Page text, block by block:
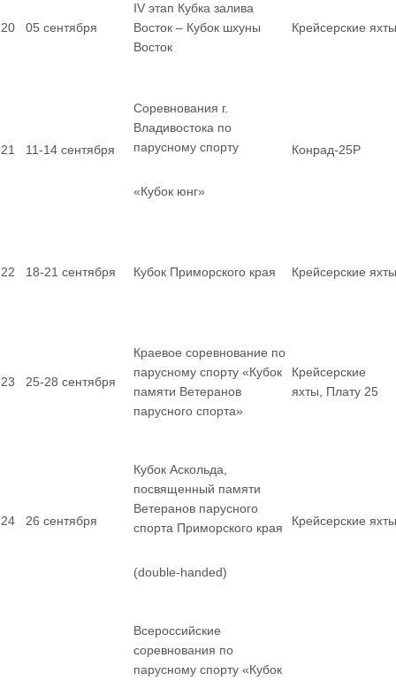
20 05 сентября
IV этап Кубка залива
Восток – Кубок шхуны
Восток
Крейсерские яхты
21 11-14 сентября
Соревнования г.
Владивостока по
парусному спорту
«Кубок юнг»
Конрад-25Р
22 18-21 сентября Кубок Приморского края Крейсерские яхты
23 25-28 сентября
Краевое соревнование по
парусному спорту «Кубок
памяти Ветеранов
парусного спорта»
Крейсерские
яхты, Плату 25
24 26 сентября
Кубок Аскольда,
посвященный памяти
Ветеранов парусного
спорта Приморского края
(double-handed)
Крейсерские яхты
Всероссийские
соревнования по
парусному спорту «Кубок